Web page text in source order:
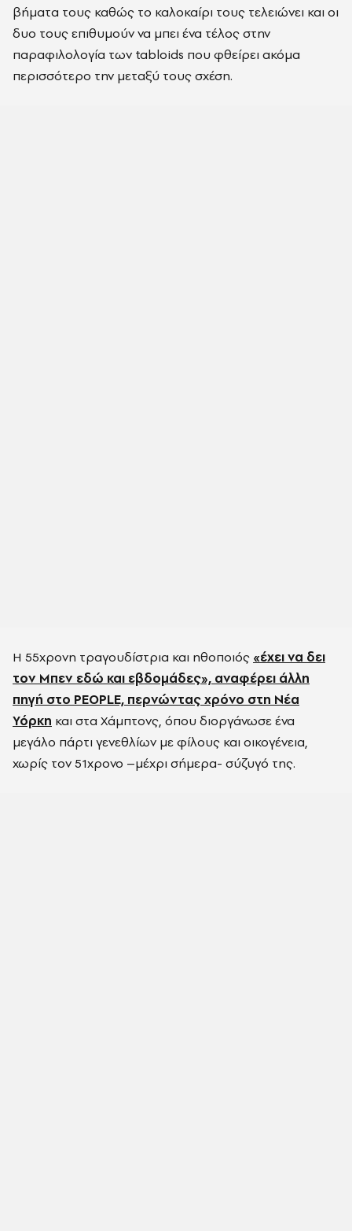
βήματα τους καθώς το καλοκαίρι τους τελειώνει και οι
δυο τους επιθυμούν να μπει ένα τέλος στην
παραφιλολογία των tabloids που φθείρει ακόμα
περισσότερο την μεταξύ τους σχέση.
Η 55χρονη τραγουδίστρια και ηθοποιός «έχει να δει
τον Μπεν εδώ και εβδομάδες», αναφέρει άλλη
πηγή στο PEOPLE, περνώντας χρόνο στη Νέα
Υόρκη και στα Χάμπτονς, όπου διοργάνωσε ένα
μεγάλο πάρτι γενεθλίων με φίλους και οικογένεια,
χωρίς τον 51χρονο –μέχρι σήμερα- σύζυγό της.